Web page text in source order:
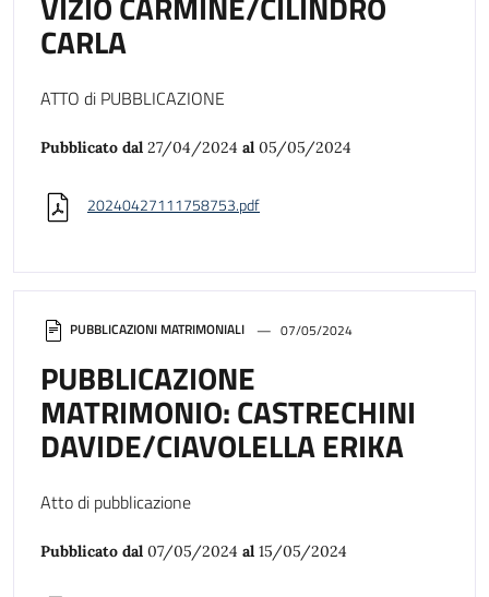
PUBBLICAZIONI MATRIMONIALI 07/05/2024
PUBBLICAZIONE
MATRIMONIO: CASTRECHINI
DAVIDE/CIAVOLELLA ERIKA
Atto di pubblicazione
Pubblicato dal 07/05/2024 al 15/05/2024
CARLA
ATTO di PUBBLICAZIONE
Pubblicato dal 27/04/2024 al 05/05/2024
20240427111758753.pdf